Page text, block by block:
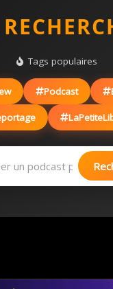
Tags populaires
Podcast